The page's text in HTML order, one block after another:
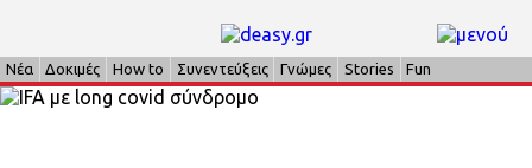
Νέα Δοκιμές How to Συνεντεύξεις Γνώμες Stories Fun